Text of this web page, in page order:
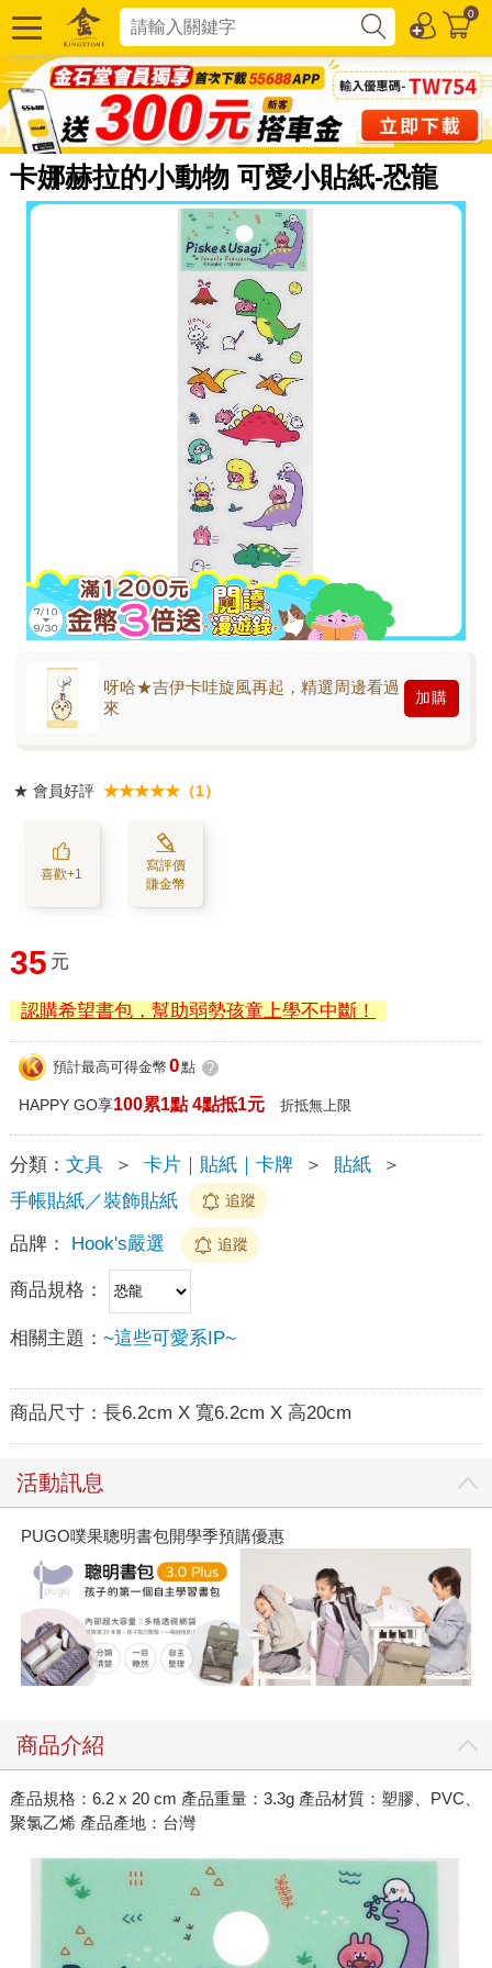
0
卡娜赫拉的小動物 可愛小貼紙-恐龍
呀哈★吉伊卡哇旋風再起，精選周邊看過
來
加購
★ 會員好評 ★★★★★（1）
喜歡+1
寫評價
賺金幣
35 元
認購希望書包，幫助弱勢孩童上學不中斷！
預計最高可得金幣 0點 ?
HAPPY GO享100累1點 4點抵1元 折抵無上限
分類： 文具 ＞ 卡片｜貼紙｜卡牌 ＞ 貼紙
＞
手帳貼紙／裝飾貼紙
追蹤
品牌： Hook's嚴選 追蹤
商品規格：
相關主題： ~這些可愛系IP~
商品尺寸： 長6.2cm X 寬6.2cm X 高20cm
活動訊息
PUGO噗果聰明書包開學季預購優惠
商品介紹
產品規格：6.2 x 20 cm 產品重量：3.3g 產品材質：塑膠、PVC、
聚氯乙烯 產品產地：台灣